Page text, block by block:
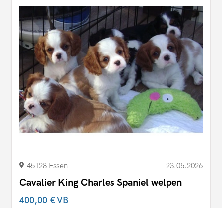
45128 Essen 23.05.2026
Cavalier King Charles Spaniel welpen
400,00 €VB